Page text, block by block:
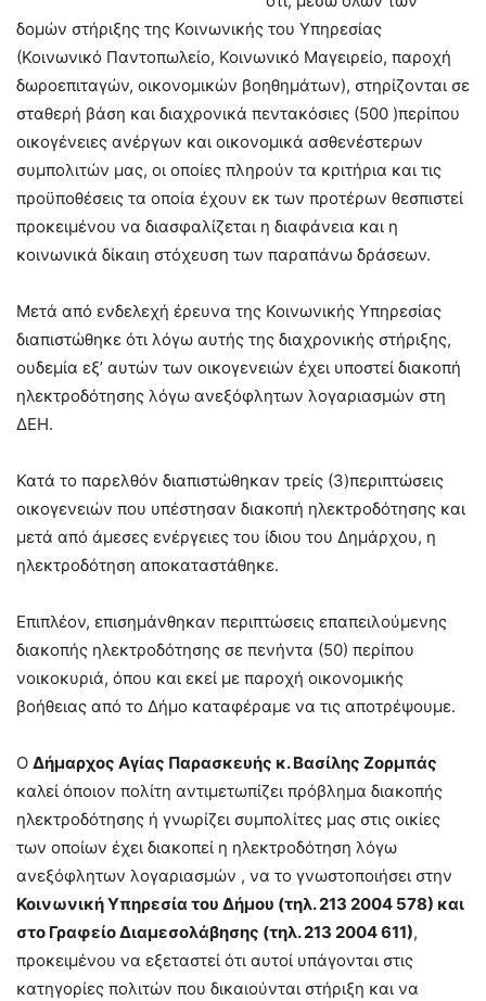
δομών στήριξης της Κοινωνικής του Υπηρεσίας
(Κοινωνικό Παντοπωλείο, Κοινωνικό Μαγειρείο, παροχή
δωροεπιταγών, οικονομικών βοηθημάτων), στηρίζονται σε
σταθερή βάση και διαχρονικά πεντακόσιες (500 )περίπου
οικογένειες ανέργων και οικονομικά ασθενέστερων
συμπολιτών μας, οι οποίες πληρούν τα κριτήρια και τις
προϋποθέσεις τα οποία έχουν εκ των προτέρων θεσπιστεί
προκειμένου να διασφαλίζεται η διαφάνεια και η
κοινωνικά δίκαιη στόχευση των παραπάνω δράσεων.
Μετά από ενδελεχή έρευνα της Κοινωνικής Υπηρεσίας
διαπιστώθηκε ότι λόγω αυτής της διαχρονικής στήριξης,
ουδεμία εξ’ αυτών των οικογενειών έχει υποστεί διακοπή
ηλεκτροδότησης λόγω ανεξόφλητων λογαριασμών στη
ΔΕΗ.
Κατά το παρελθόν διαπιστώθηκαν τρείς (3)περιπτώσεις
οικογενειών που υπέστησαν διακοπή ηλεκτροδότησης και
μετά από άμεσες ενέργειες του ίδιου του Δημάρχου, η
ηλεκτροδότηση αποκαταστάθηκε.
Επιπλέον, επισημάνθηκαν περιπτώσεις επαπειλούμενης
διακοπής ηλεκτροδότησης σε πενήντα (50) περίπου
νοικοκυριά, όπου και εκεί με παροχή οικονομικής
βοήθειας από το Δήμο καταφέραμε να τις αποτρέψουμε.
Ο Δήμαρχος Αγίας Παρασκευής κ. Βασίλης Ζορμπάς
καλεί όποιον πολίτη αντιμετωπίζει πρόβλημα διακοπής
ηλεκτροδότησης ή γνωρίζει συμπολίτες μας στις οικίες
των οποίων έχει διακοπεί η ηλεκτροδότηση λόγω
ανεξόφλητων λογαριασμών , να το γνωστοποιήσει στην
Κοινωνική Υπηρεσία του Δήμου (τηλ. 213 2004 578) και
στο Γραφείο Διαμεσολάβησης (τηλ. 213 2004 611),
προκειμένου να εξεταστεί ότι αυτοί υπάγονται στις
κατηγορίες πολιτών που δικαιούνται στήριξη και να